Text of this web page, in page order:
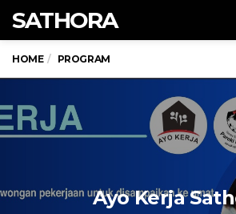
SATHORA
HOME PROGRAM
Ayo Kerja